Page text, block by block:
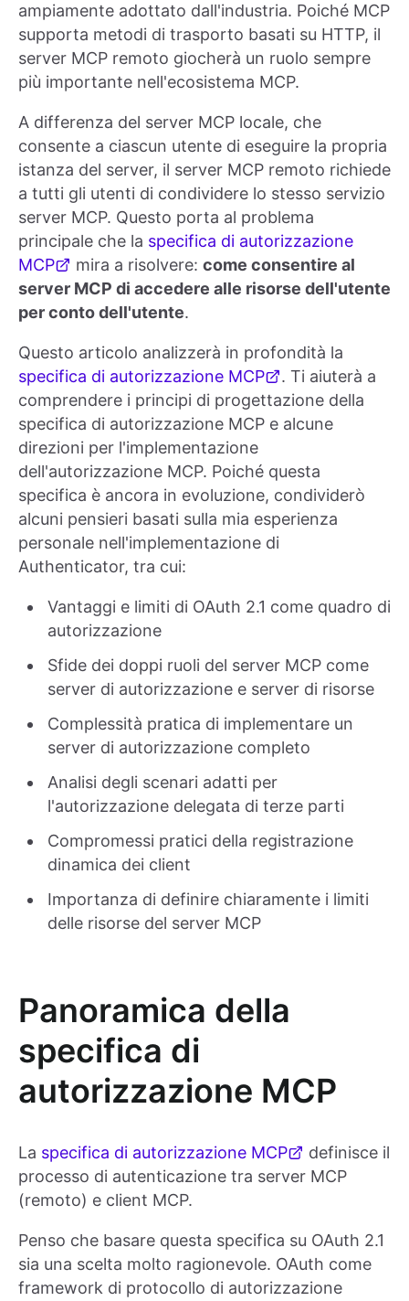
ampiamente adottato dall'industria. Poiché MCP
supporta metodi di trasporto basati su HTTP, il
server MCP remoto giocherà un ruolo sempre
più importante nell'ecosistema MCP.
A differenza del server MCP locale, che
consente a ciascun utente di eseguire la propria
istanza del server, il server MCP remoto richiede
a tutti gli utenti di condividere lo stesso servizio
server MCP. Questo porta al problema
principale che la specifica di autorizzazione
MCP
mira a risolvere: come consentire al
server MCP di accedere alle risorse dell'utente
per conto dell'utente.
Questo articolo analizzerà in profondità la
specifica di autorizzazione MCP
. Ti aiuterà a
comprendere i principi di progettazione della
specifica di autorizzazione MCP e alcune
direzioni per l'implementazione
dell'autorizzazione MCP. Poiché questa
specifica è ancora in evoluzione, condividerò
alcuni pensieri basati sulla mia esperienza
personale nell'implementazione di
Authenticator, tra cui:
Vantaggi e limiti di OAuth 2.1 come quadro di
autorizzazione
Sfide dei doppi ruoli del server MCP come
server di autorizzazione e server di risorse
Complessità pratica di implementare un
server di autorizzazione completo
Analisi degli scenari adatti per
l'autorizzazione delegata di terze parti
Compromessi pratici della registrazione
dinamica dei client
Importanza di definire chiaramente i limiti
delle risorse del server MCP
Panoramica della
specifica di
autorizzazione MCP
La specifica di autorizzazione MCP
definisce il
processo di autenticazione tra server MCP
(remoto) e client MCP.
Penso che basare questa specifica su OAuth 2.1
sia una scelta molto ragionevole. OAuth come
framework di protocollo di autorizzazione